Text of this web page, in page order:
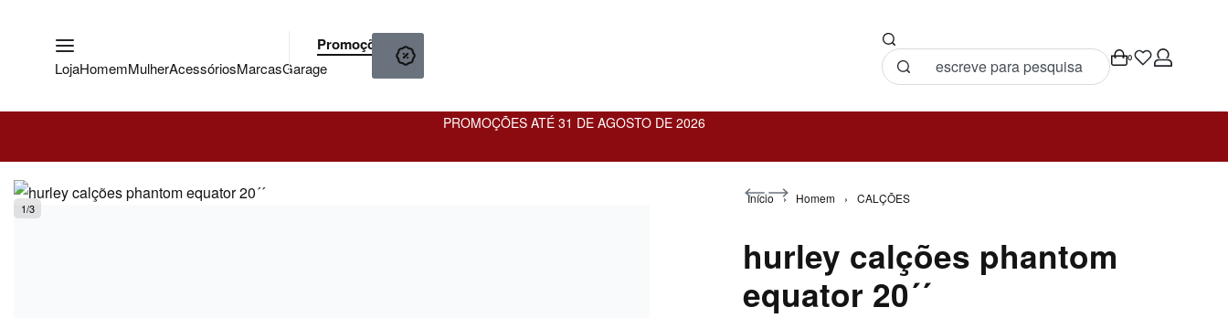
LojaHomemMulherAcessóriosMarcasGarage
Promoções
0
PROMOÇÕES ATÉ 31 DE AGOSTO DE 2026
1/3
Início › Homem › CALÇÕES
hurley calções phantom
equator 20´´